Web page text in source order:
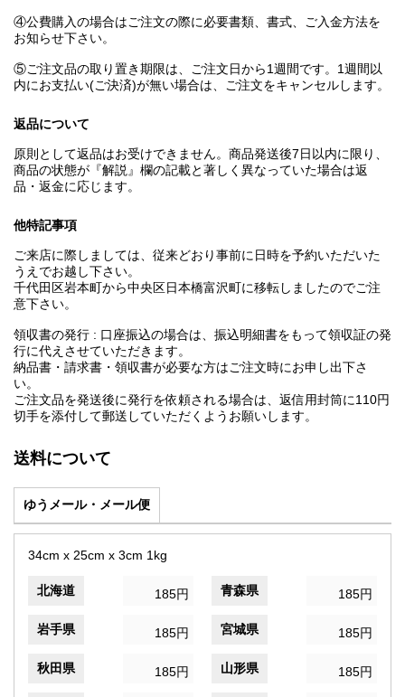
④公費購入の場合はご注文の際に必要書類、書式、ご入金方法を
お知らせ下さい。
⑤ご注文品の取り置き期限は、ご注文日から1週間です。1週間以
内にお支払い(ご決済)が無い場合は、ご注文をキャンセルします。
返品について
原則として返品はお受けできません。商品発送後7日以内に限り、
商品の状態が『解説』欄の記載と著しく異なっていた場合は返
品・返金に応じます。
他特記事項
ご来店に際しましては、従来どおり事前に日時を予約いただいた
うえでお越し下さい。
千代田区岩本町から中央区日本橋富沢町に移転しましたのでご注
意下さい。
領収書の発行 : 口座振込の場合は、振込明細書をもって領収証の発
行に代えさせていただきます。
納品書・請求書・領収書が必要な方はご注文時にお申し出下さ
い。
ご注文品を発送後に発行を依頼される場合は、返信用封筒に110円
切手を添付して郵送していただくようお願いします。
送料について
ゆうメール・メール便
34cm x 25cm x 3cm 1kg
北海道 185円 青森県 185円
岩手県 185円 宮城県 185円
秋田県 185円 山形県 185円